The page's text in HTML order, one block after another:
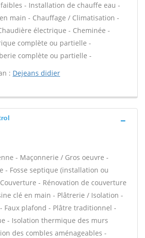
- Installation de chauffe eau -
main - Chauffage / Climatisation -
électrique - Cheminée -
complète ou partielle -
complète ou partielle -
: Dejeans didier
- Maçonnerie / Gros oeuvre -
- Fosse septique (installation ou
- Rénovation de couverture
clé en main - Plâtrerie / Isolation -
Faux plafond - Plâtre traditionnel -
- Isolation thermique des murs
des combles aménageables -